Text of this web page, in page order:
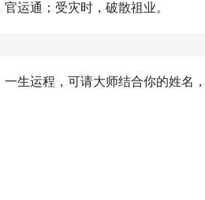
运通；受灾时，破散祖业。
生运程，可请大师结合你的姓名